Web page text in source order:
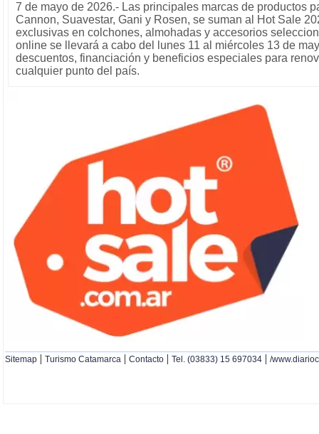
7 de mayo de 2026.- Las principales marcas de productos
Cannon, Suavestar, Gani y Rosen, se suman al Hot Sale
exclusivas en colchones, almohadas y accesorios
online se llevará a cabo del lunes 11 al miércoles 13 de
descuentos, financiación y beneficios especiales para
cualquier punto del país.
Sitemap | Turismo Catamarca | Contacto | Tel. (03833) 15 697034 | /